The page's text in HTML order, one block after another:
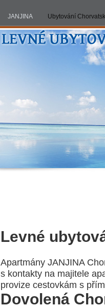
JANJINA Ubytování
Levné
Apartmány JANJINA
s kontakty na majitele
provize cestovkám s
Dovolená